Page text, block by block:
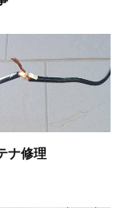
ナ修理